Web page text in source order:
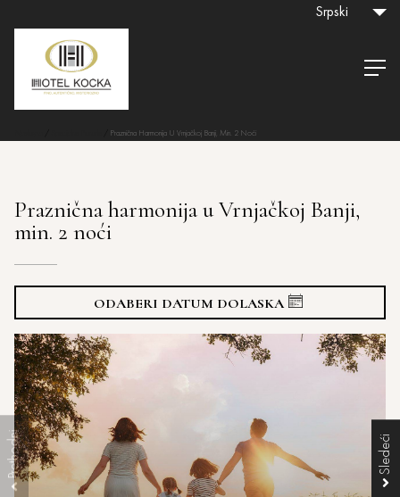
Srpski
Praznična harmonija u Vrnjačkoj Banji,
min. 2 noći
ODABERI DATUM DOLASKA
Praznična Harmonija U Vrnjačkoj Banji, Min. 2 Noći